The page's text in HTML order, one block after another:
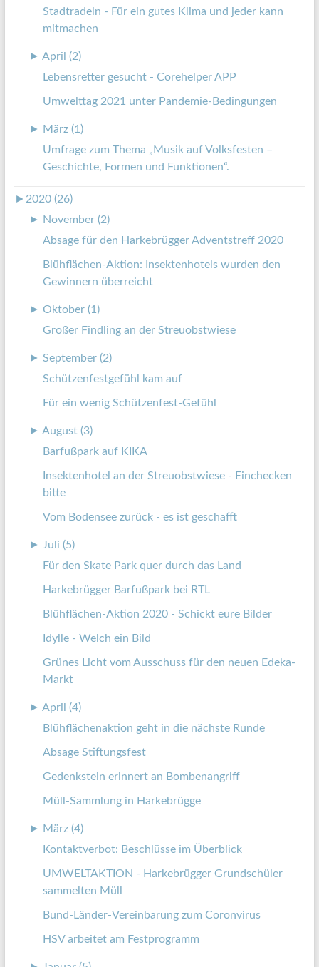
Stadtradeln - Für ein gutes Klima und jeder kann
mitmachen
► April (2)
Lebensretter gesucht - Corehelper APP
Umwelttag 2021 unter Pandemie-Bedingungen
► März (1)
Umfrage zum Thema „Musik auf Volksfesten –
Geschichte, Formen und Funktionen“.
► 2020 (26)
► November (2)
Absage für den Harkebrügger Adventstreff 2020
Blühflächen-Aktion: Insektenhotels wurden den
Gewinnern überreicht
► Oktober (1)
Großer Findling an der Streuobstwiese
► September (2)
Schützenfestgefühl kam auf
Für ein wenig Schützenfest-Gefühl
► August (3)
Barfußpark auf KIKA
Insektenhotel an der Streuobstwiese - Einchecken
bitte
Vom Bodensee zurück - es ist geschafft
►
Juli (5)
Für den Skate Park quer durch das Land
Harkebrügger Barfußpark bei RTL
Blühflächen-Aktion 2020 - Schickt eure Bilder
Idylle - Welch ein Bild
Grünes Licht vom Ausschuss für den neuen Edeka-
Markt
► April (4)
Blühflächenaktion geht in die nächste Runde
Absage Stiftungsfest
Gedenkstein erinnert an Bombenangriff
Müll-Sammlung in Harkebrügge
► März (4)
Kontaktverbot: Beschlüsse im Überblick
UMWELTAKTION - Harkebrügger Grundschüler
sammelten Müll
Bund-Länder-Vereinbarung zum Coronvirus
HSV arbeitet am Festprogramm